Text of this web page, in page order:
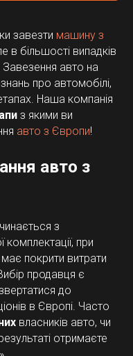
завезти машину з
в більшості випадків
Завезення авто на
про автомобілі,
Наша компанія
з якими ви
авто з Європи!
авто з
з
при
покрити витрати
продавця є
до
в Європі. Часто
власників авто, чи
отримаєте